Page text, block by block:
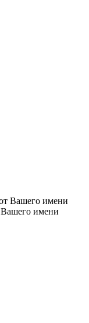
Вашего имени